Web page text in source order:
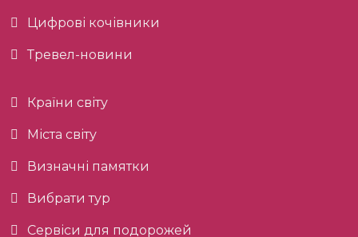
Цифрові кочівники
Тревел-новини
Країни світу
Міста світу
Визначні памятки
Вибрати тур
Сервіси для подорожей